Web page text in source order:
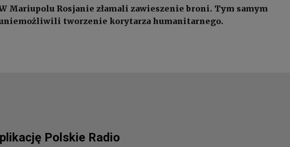
Mariupolu Rosjanie złamali zawieszenie broni. Tym samym
tworzenie korytarza humanitarnego.
Polskie Radio